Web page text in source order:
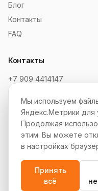
Блог
Контакты
FAQ
Контакты
+7 909 4414147
Telegram: @SokSaitov_bot
Пн–Пт, 10:00–19:00
Партнёрская программа
© 2012–2026
Мы используем
Яндекс.Метрики для
Продолжая
этим. Вы можете
в настройках
Принять
всё